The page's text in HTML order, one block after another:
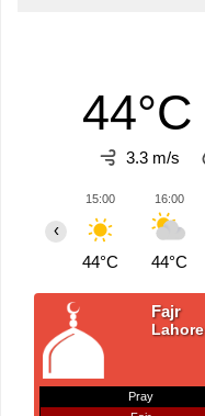
44°C
3.3 m/s
15:00
44°C
16:00
44°C
‹